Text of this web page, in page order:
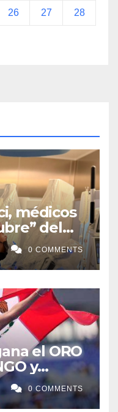
26 27 28
médicos
del
renal a
0 COMMENTS
el ORO
y
padres
0 COMMENTS